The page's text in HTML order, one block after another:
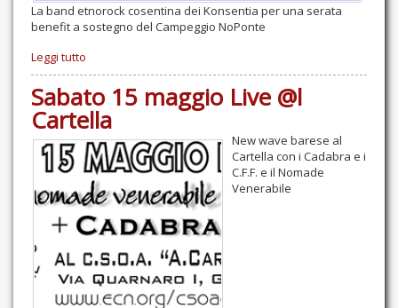
La band etnorock cosentina dei Konsentia per una serata
benefit a sostegno del Campeggio NoPonte
Leggi tutto
Sabato 15 maggio Live @l
Cartella
New wave barese al
Cartella con i Cadabra e i
C.F.F. e il Nomade
Venerabile